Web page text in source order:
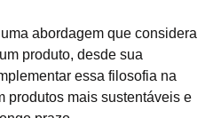
abordagem que considera
produto, desde sua
essa filosofia na
produtos mais sustentáveis e